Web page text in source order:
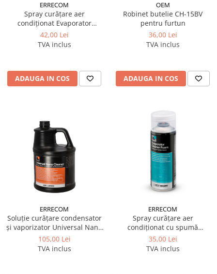
ERRECOM
Spray curățare aer
condiționat Evaporator
Cleaner Liquid 400 ml
Errecom
42,00 Lei
TVA inclus
ADAUGA IN COS
OEM
Robinet butelie CH-15BV
pentru furtun
36,00 Lei
TVA inclus
ADAUGA IN COS
ERRECOM
Soluție curățare condensator
și vaporizator Universal Nano
Cleaner 5L Errecom
105,00 Lei
TVA inclus
ERRECOM
Spray curățare aer
condiționat cu spumă
Evaporator Cleaner Foam 200
ml Errecom
35,00 Lei
TVA inclus